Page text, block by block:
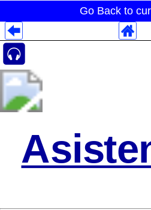
Go Back to
Despliegues Analytics
Despliegues Totales
Despliegues por Rubros